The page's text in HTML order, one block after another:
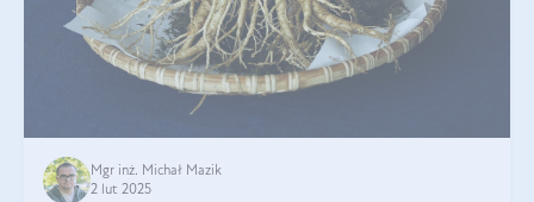
Mgr inż. Michał Mazik
2 lut 2025